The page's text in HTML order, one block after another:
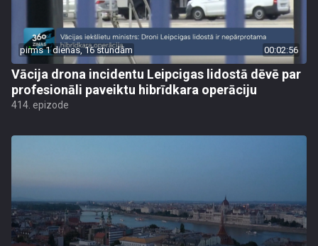
pirms 1 dienas, 16 stundām 00:02:56
Vācija drona incidentu Leipcigas lidostā dēvē par
profesionāli paveiktu hibrīdkara operāciju
414. epizode